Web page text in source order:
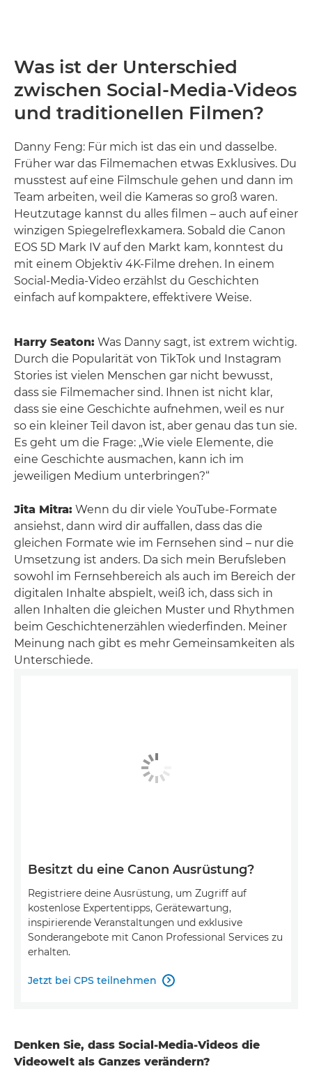
Was ist der Unterschied
zwischen Social-Media-Videos
und traditionellen Filmen?
Danny Feng: Für mich ist das ein und dasselbe.
Früher war das Filmemachen etwas Exklusives. Du
musstest auf eine Filmschule gehen und dann im
Team arbeiten, weil die Kameras so groß waren.
Heutzutage kannst du alles filmen – auch auf einer
winzigen Spiegelreflexkamera. Sobald die Canon
EOS 5D Mark IV auf den Markt kam, konntest du
mit einem Objektiv 4K-Filme drehen. In einem
Social-Media-Video erzählst du Geschichten
einfach auf kompaktere, effektivere Weise.
Harry Seaton: Was Danny sagt, ist extrem wichtig.
Durch die Popularität von TikTok und Instagram
Stories ist vielen Menschen gar nicht bewusst,
dass sie Filmemacher sind. Ihnen ist nicht klar,
dass sie eine Geschichte aufnehmen, weil es nur
so ein kleiner Teil davon ist, aber genau das tun sie.
Es geht um die Frage: „Wie viele Elemente, die
eine Geschichte ausmachen, kann ich im
jeweiligen Medium unterbringen?“
Jita Mitra: Wenn du dir viele YouTube-Formate
ansiehst, dann wird dir auffallen, dass das die
gleichen Formate wie im Fernsehen sind – nur die
Umsetzung ist anders. Da sich mein Berufsleben
sowohl im Fernsehbereich als auch im Bereich der
digitalen Inhalte abspielt, weiß ich, dass sich in
allen Inhalten die gleichen Muster und Rhythmen
beim Geschichtenerzählen wiederfinden. Meiner
Meinung nach gibt es mehr Gemeinsamkeiten als
Unterschiede.
Besitzt du eine Canon Ausrüstung?
Registriere deine Ausrüstung, um Zugriff auf
kostenlose Expertentipps, Gerätewartung,
inspirierende Veranstaltungen und exklusive
Sonderangebote mit Canon Professional Services zu
erhalten.
Jetzt bei CPS teilnehmen 
Denken Sie, dass Social-Media-Videos die
Videowelt als Ganzes verändern?